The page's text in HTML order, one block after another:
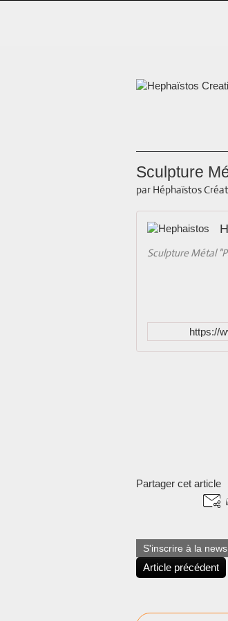
Sculpture
par Héphaïstos
Sculpture Métal
https://
Partager cet article
S'inscrire à la
Article précédent